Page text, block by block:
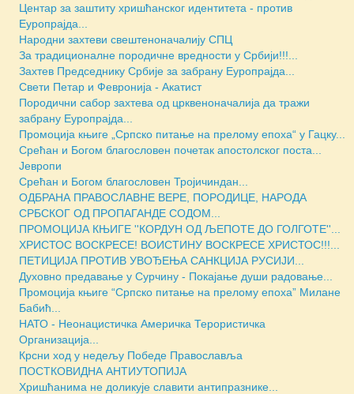
Центар за заштиту хришћанског идентитета - против
Еуропрајда...
Народни захтеви свештеноначалију СПЦ
За традиционалне породичне вредности у Србији!!!...
Захтев Председнику Србије за забрану Еуропрајда...
Свети Петар и Февронија - Акатист
Породични сабор захтева од црквеноначалија да тражи
забрану Еуропрајда...
Промоција књиге „Српско питање на прелому епоха“ у Гацку...
Срећан и Богом благословен почетак апостолског поста...
Јевропи
Срећан и Богом благословен Тројичиндан...
ОДБРАНА ПРАВОСЛАВНЕ ВЕРЕ, ПОРОДИЦЕ, НАРОДА
СРБСКОГ ОД ПРОПАГАНДЕ СОДОМ...
ПРОМОЦИЈА КЊИГЕ ''КОРДУН ОД ЉЕПОТЕ ДО ГОЛГОТЕ''...
ХРИСТОС ВОСКРЕСЕ! ВОИСТИНУ ВОСКРЕСЕ ХРИСТОС!!!...
ПЕТИЦИЈА ПРОТИВ УВОЂЕЊА САНКЦИЈА РУСИЈИ...
Духовно предавање у Сурчину - Покајање души радовање...
Промоција књиге “Српско питање на прелому епоха” Милане
Бабић...
НАТО - Неонацистичка Америчка Терористичка
Организација...
Крсни ход у недељу Победе Православља
ПОСТКОВИДНА АНТИУТОПИЈА
Хришћанима не доликује славити антипразнике...